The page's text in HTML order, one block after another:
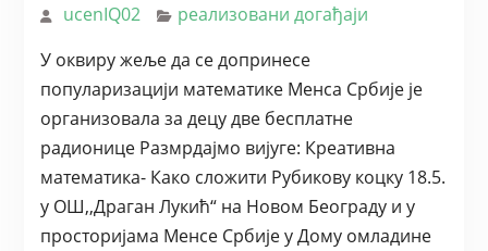
ucenIQ02
реализовани догађаји
У оквиру жеље да се допринесе
популаризацији математике Менса Србије је
организовала за децу две бесплатне
радионице Размрдајмо вијуге: Креативна
математика- Како сложити Рубикову коцку 18.5.
у ОШ,,Драган Лукић“ на Новом Београду и у
просторијама Менсе Србије у Дому омладине